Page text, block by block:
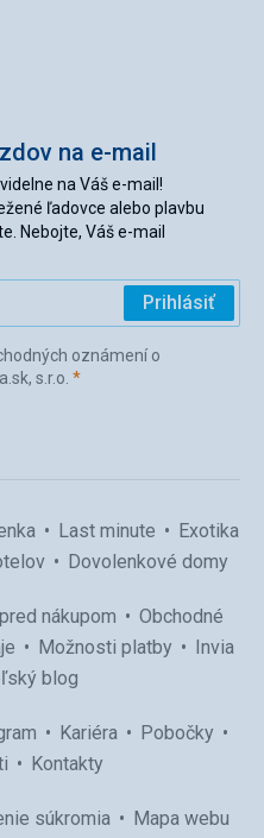
na e-mail
na Váš e-mail!
ľadovce alebo plavbu
Nebojte, Váš e-mail
Prihlásiť
oznámení o
s.r.o. *(povinné)
Last minute
Exotika
Dovolenkové domy
nákupom
Obchodné
Možnosti platby
Invia
blog
Kariéra
Pobočky
Kontakty
súkromia Mapa webu